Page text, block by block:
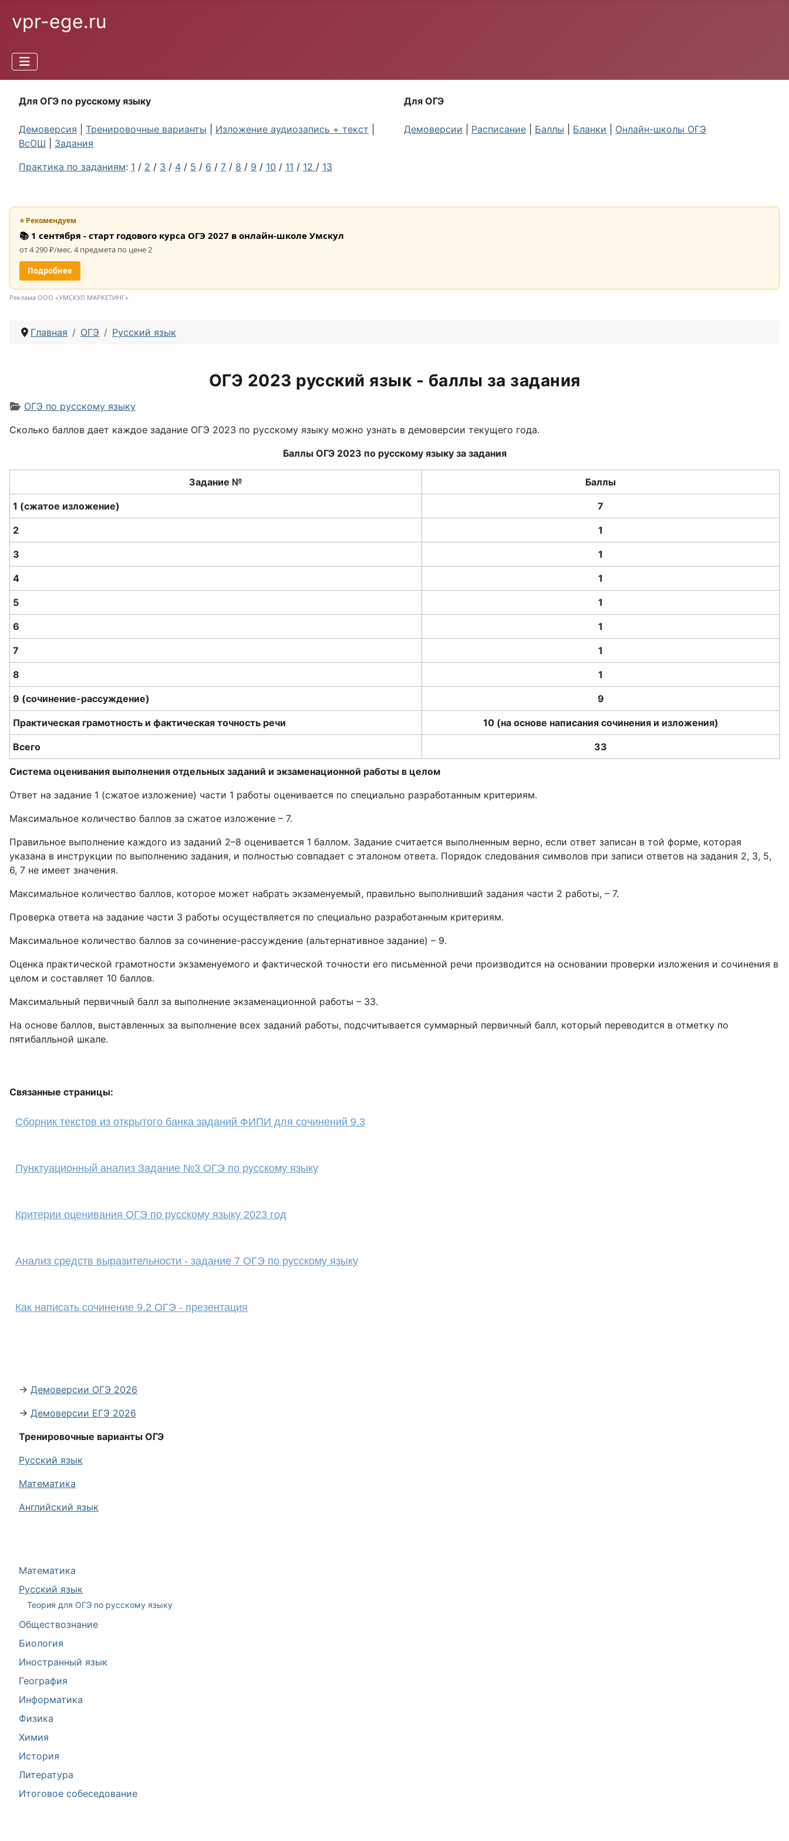
vpr-ege.ru
Для ОГЭ по русскому языку
Демоверсия Тренировочные варианты Изложение аудиозапись + текст
ВсОШ
Задания
Практика по заданиям: 1 / 2 / 3 / 4 / 5 / 6 / 7 / 8 / 9 / 10 / 11 / 12 / 13
Для ОГЭ
Демоверсии Расписание Баллы Бланки Онлайн-школы ОГЭ
Математика
Русский язык
Теория для ОГЭ по русскому языку
Обществознание
Биология
Иностранный язык
География
Информатика
Физика
Химия
История
Литература
Итоговое собеседование
⭐ Рекомендуем
📚 1 сентября - старт годового курса ОГЭ 2027 в онлайн-школе Умскул
от 4 290 ₽/мес. 4 предмета по цене 2
Подробнее
Реклама ООО «УМСКУЛ МАРКЕТИНГ»
Главная ОГЭ Русский язык
ОГЭ 2023 русский язык - баллы за задания
Информация о материале
ОГЭ по русскому языку
Сколько баллов дает каждое задание ОГЭ 2023 по русскому языку можно узнать в демоверсии текущего года.
Баллы ОГЭ 2023 по русскому языку за задания
Задание № Баллы
1 (сжатое изложение) 7
2 1
3 1
4 1
5 1
6 1
7 1
8 1
9 (сочинение-рассуждение) 9
Практическая грамотность и фактическая точность речи 10 (на основе написания сочинения и изложения)
Всего 33
Система оценивания выполнения отдельных заданий и экзаменационной работы в целом
Ответ на задание 1 (сжатое изложение) части 1 работы оценивается по специально разработанным критериям.
Максимальное количество баллов за сжатое изложение – 7.
Правильное выполнение каждого из заданий 2–8 оценивается 1 баллом. Задание считается выполненным верно, если ответ записан в той форме, которая
указана в инструкции по выполнению задания, и полностью совпадает с эталоном ответа. Порядок следования символов при записи ответов на задания 2, 3, 5,
6, 7 не имеет значения.
Максимальное количество баллов, которое может набрать экзаменуемый, правильно выполнивший задания части 2 работы, – 7.
Проверка ответа на задание части 3 работы осуществляется по специально разработанным критериям.
Максимальное количество баллов за сочинение-рассуждение (альтернативное задание) – 9.
Оценка практической грамотности экзаменуемого и фактической точности его письменной речи производится на основании проверки изложения и сочинения в
целом и составляет 10 баллов.
Максимальный первичный балл за выполнение экзаменационной работы – 33.
На основе баллов, выставленных за выполнение всех заданий работы, подсчитывается суммарный первичный балл, который переводится в отметку по
пятибалльной шкале.
Связанные страницы:
Сборник текстов из открытого банка заданий ФИПИ для сочинений 9.3
Пунктуационный анализ Задание №3 ОГЭ по русскому языку
Критерии оценивания ОГЭ по русскому языку 2023 год
Анализ средств выразительности - задание 7 ОГЭ по русскому языку
Как написать сочинение 9.2 ОГЭ - презентация
→ Демоверсии ОГЭ 2026
→ Демоверсии ЕГЭ 2026
Тренировочные варианты ОГЭ
Русский язык
Математика
Английский язык